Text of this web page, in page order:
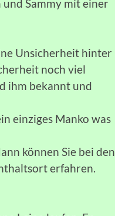
Sammy mit einer
Unsicherheit hinter
noch viel
ihm bekannt und
einziges Manko was
können Sie bei den
erfahren.